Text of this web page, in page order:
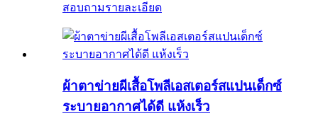
สอบถามรายละเอียด
ผ้าตาข่ายผีเสื้อโพลีเอสเตอร์สแปนเด็กซ์
ระบายอากาศได้ดี แห้งเร็ว